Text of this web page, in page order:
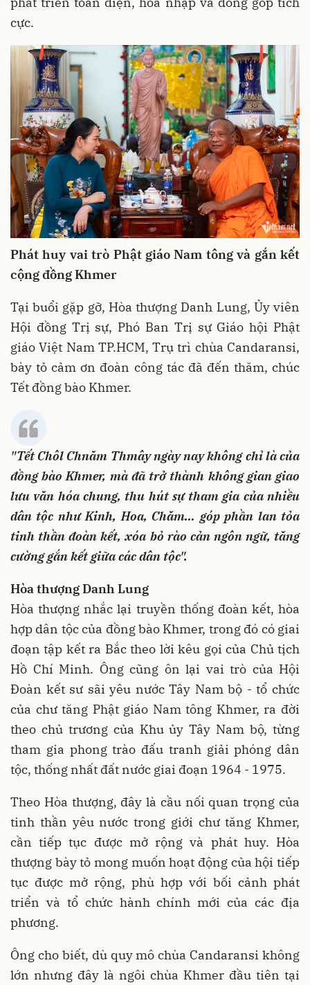
cực.
Phát huy vai trò Phật giáo Nam tông và gắn kết
cộng đồng Khmer
Tại buổi gặp gỡ, Hòa thượng Danh Lung, Ủy viên
Hội đồng Trị sự, Phó Ban Trị sự Giáo hội Phật
giáo Việt Nam TP.HCM, Trụ trì chùa Candaransi,
bày tỏ cảm ơn đoàn công tác đã đến thăm, chúc
Tết đồng bào Khmer.
"Tết Chôl Chnăm Thmây ngày nay không chỉ là của
đồng bào Khmer, mà đã trở thành không gian giao
lưu văn hóa chung, thu hút sự tham gia của nhiều
dân tộc như Kinh, Hoa, Chăm… góp phần lan tỏa
tinh thần đoàn kết, xóa bỏ rào cản ngôn ngữ, tăng
cường gắn kết giữa các dân tộc".
Hòa thượng Danh Lung
Hòa thượng nhắc lại truyền thống đoàn kết, hòa
hợp dân tộc của đồng bào Khmer, trong đó có giai
đoạn tập kết ra Bắc theo lời kêu gọi của Chủ tịch
Hồ Chí Minh. Ông cũng ôn lại vai trò của Hội
Đoàn kết sư sãi yêu nước Tây Nam bộ - tổ chức
của chư tăng Phật giáo Nam tông Khmer, ra đời
theo chủ trương của Khu ủy Tây Nam bộ, từng
tham gia phong trào đấu tranh giải phóng dân
tộc, thống nhất đất nước giai đoạn 1964 - 1975.
Theo Hòa thượng, đây là cầu nối quan trọng của
tinh thần yêu nước trong giới chư tăng Khmer,
cần tiếp tục được mở rộng và phát huy. Hòa
thượng bày tỏ mong muốn hoạt động của hội tiếp
tục được mở rộng, phù hợp với bối cảnh phát
triển và tổ chức hành chính mới của các địa
phương.
Ông cho biết, dù quy mô chùa Candaransi không
lớn nhưng đây là ngôi chùa Khmer đầu tiên tại